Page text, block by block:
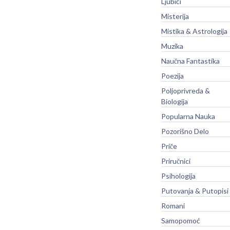
Misterija
Mistika & Astrologija
Muzika
Naučna Fantastika
Poezija
Poljoprivreda &
Biologija
Popularna Nauka
Pozorišno Delo
Priče
Priručnici
Psihologija
Putovanja & Putopisi
Romani
Samopomoć